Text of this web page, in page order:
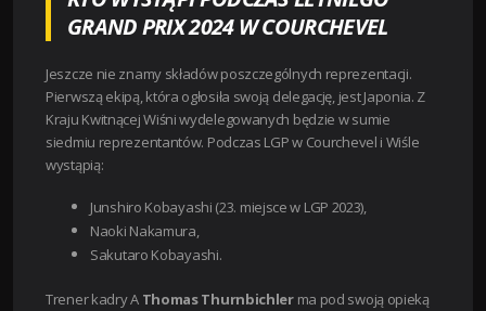
GRAND PRIX 2024 W COURCHEVEL
Jeszcze nie znamy składów poszczególnych reprezentacji.
Pierwszą ekipą, która ogłosiła swoją delegację, jest Japonia. Z
Kraju Kwitnącej Wiśni wydelegowanych będzie w sumie
siedmiu reprezentantów. Podczas LGP w Courchevel i Wiśle
wystąpią:
Junshiro Kobayashi (23. miejsce w LGP 2023),
Naoki Nakamura,
Sakutaro Kobayashi.
Trener kadry A Thomas Thurnbichlerma pod swoją opieką